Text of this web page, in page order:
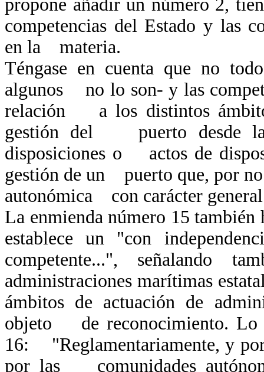
propone añadir un número 2,
competencias del Estado y las
en la materia.
Téngase en cuenta que no
algunos no lo son- y las
relación a los distintos
gestión del puerto desde las
disposiciones o actos de
gestión de un puerto que, por no
autonómica con carácter
La enmienda número 15
establece un "con
competente...",
administraciones marítimas
ámbitos de actuación de
objeto de reconocimiento. Lo
16: "Reglamentariamente, y
por las comunidades